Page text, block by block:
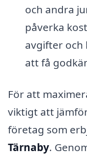
och andra
påverka
avgifter och
att få
För att
viktigt att
företag som
Tärnaby.